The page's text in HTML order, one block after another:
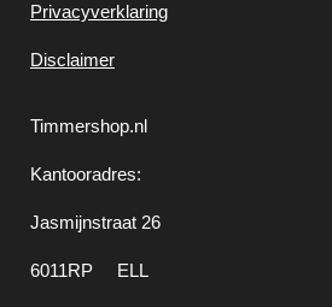
Privacyverklaring
Disclaimer
Timmershop.nl
Kantooradres:
Jasmijnstraat 26
6011RP ELL